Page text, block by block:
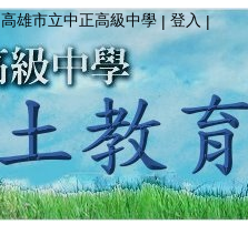
高雄市立中正高級中學 | 登入|